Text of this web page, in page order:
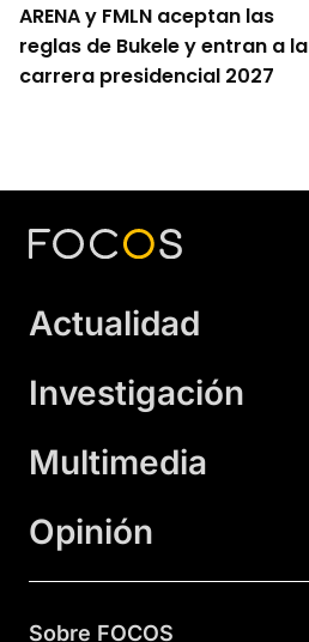
ARENA y FMLN aceptan las
reglas de Bukele y entran a la
carrera presidencial 2027
Actualidad
Investigación
Multimedia
Opinión
Sobre FOCOS